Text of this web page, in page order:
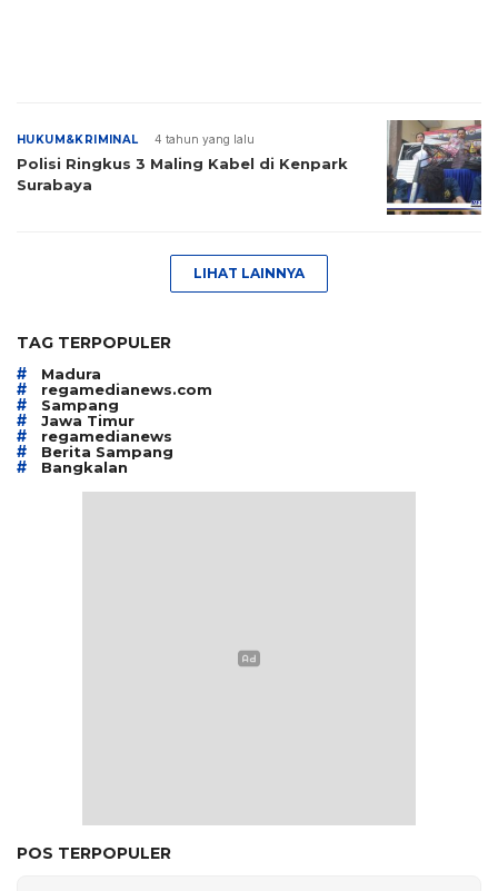
HUKUM&KRIMINAL 4 tahun yang lalu
Polisi Ringkus 3 Maling Kabel di Kenpark
Surabaya
LIHAT LAINNYA
TAG TERPOPULER
# Madura
# regamedianews.com
# Sampang
# Jawa Timur
# regamedianews
# Berita Sampang
# Bangkalan
POS TERPOPULER